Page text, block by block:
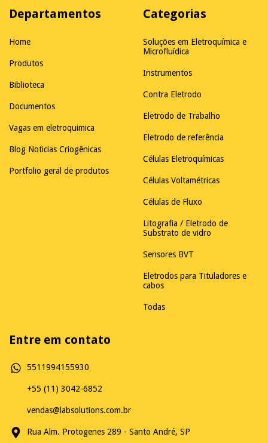
Departamentos
Home
Produtos
Biblioteca
Documentos
Vagas em eletroquimica
Blog Noticias Criogênicas
Portfolio geral de produtos
Categorias
Soluções em Eletroquímica e
Microfluídica
Instrumentos
Contra Eletrodo
Eletrodo de Trabalho
Eletrodo de referência
Células Eletroquímicas
Células Voltamétricas
Células de Fluxo
Litografia / Eletrodo de
Substrato de vidro
Sensores BVT
Eletrodos para Tituladores e
cabos
Todas
Entre em contato
5511994155930
+55 (11) 3042-6852
vendas@labsolutions.com.br
Rua Alm. Protogenes 289 - Santo André, SP